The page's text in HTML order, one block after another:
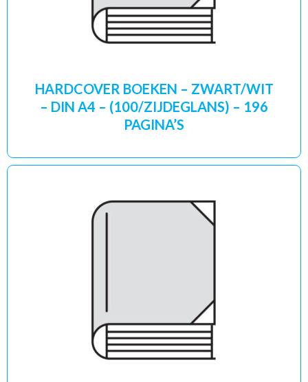
HARDCOVER BOEKEN – ZWART/WIT
– DIN A4 – (100/ZIJDEGLANS) – 196
PAGINA’S